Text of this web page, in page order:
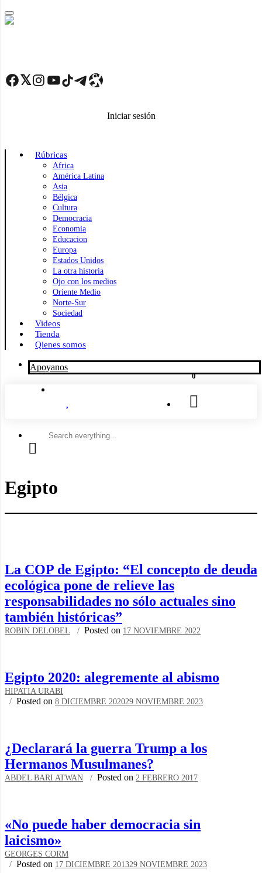
Skip
to
Facebook Twitter Instagram YouTube TikTok Telegram Enlace
Iniciar sesión
Rúbricas
Africa
América Latina
Asia
Bélgica
Cultura
Democracia
Economia
Educacion
Europa
Estados Unidos
La otra historia
Ojo con los medios
Oriente Medio
Norte-Sur
Sociedad
Videos
Tienda
Qienes somos
Apoyanos
0
Search
Egipto
La COP de Egipto: “El concepto de deuda
ecológica pone de relieve las
responsabilidades no sólo actuales sino
también históricas”
ROBIN DELOBEL Posted on 17 NOVIEMBRE 2022
Egipto 2020: alegremente al abismo
HIPATIA URABI
Posted on 8 DICIEMBRE 202029 NOVIEMBRE 2023
¿Declarará la guerra Trump a los
Hermanos Musulmanes?
ABDEL BARI ATWAN Posted on 2 FEBRERO 2017
«No puede haber democracia sin
laicismo»
GEORGES CORM
Posted on 17 DICIEMBRE 201329 NOVIEMBRE 2023